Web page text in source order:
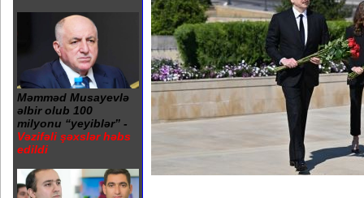
Məmməd Musayevlə
əlbir olub 100
milyonu “yeyiblər” -
Vəzifəli şəxslər həbs
edildi